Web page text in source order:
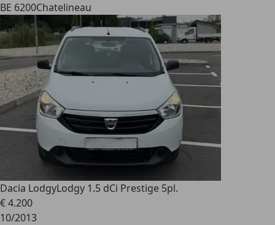
BE 6200Chatelineau
Dacia LodgyLodgy 1.5 dCi Prestige 5pl.
€ 4.200
10/2013